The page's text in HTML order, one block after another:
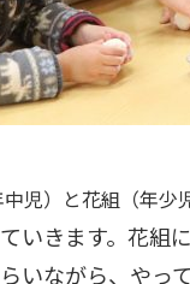
児）と花組（年少
いきます。花組
いながら、やって